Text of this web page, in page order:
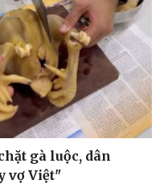
gà luộc, dân
vợ Việt"